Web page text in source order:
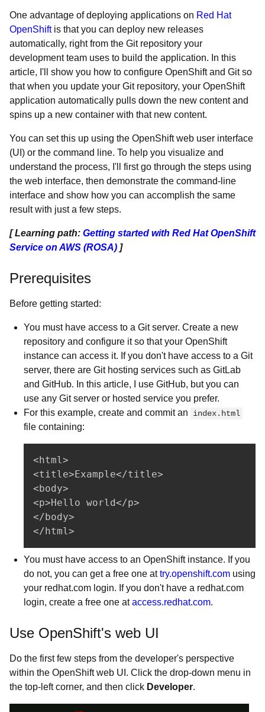
One advantage of deploying applications on Red Hat
OpenShiftis that you can deploy new releases
automatically, right from the Git repository your
development team uses to build the application. In this
article, I'll show you how to configure OpenShift and Git so
that when you update your Git repository, your OpenShift
application automatically pulls down the new content and
spins up a new container with that new content.
You can set this up using the OpenShift web user interface
(UI) or the command line. To help you visualize and
understand the process, I'll first go through the steps using
the web interface, then demonstrate the command-line
interface and show how you can accomplish the same
result with just a few steps.
[ Learning path: Getting started with Red Hat OpenShift
Service on AWS (ROSA) ]
Prerequisites
Before getting started:
You must have access to a Git server. Create a new
repository and configure it so that your OpenShift
instance can access it. If you don't have access to a Git
server, there are Git hosting services such as GitLab
and GitHub. In this article, I use GitHub, but you can
use any Git server or hosted service you prefer.
For this example, create and commit an
index.html
file containing:
<html>
<title>Example</title>
<body>
<p>Hello world</p>
</body>
</html>
You must have access to an OpenShift instance. If you
do not, you can get a free one attry.openshift.com using
your redhat.com login. If you don't have a redhat.com
login, create a free one ataccess.redhat.com.
Use OpenShift's web UI
Do the first few steps from the developer's perspective
within the OpenShift web UI. Click the drop-down menu in
the top-left corner, and then click Developer.